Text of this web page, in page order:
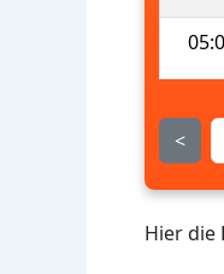
<
Hier die